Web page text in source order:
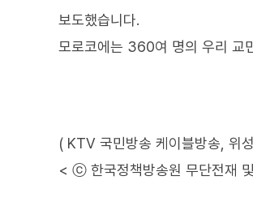
보도했습니다.
모로코에는 360여 명의 우리 교
( KTV 국민방송 케이블방송, 위
< ⓒ 한국정책방송원 무단전재